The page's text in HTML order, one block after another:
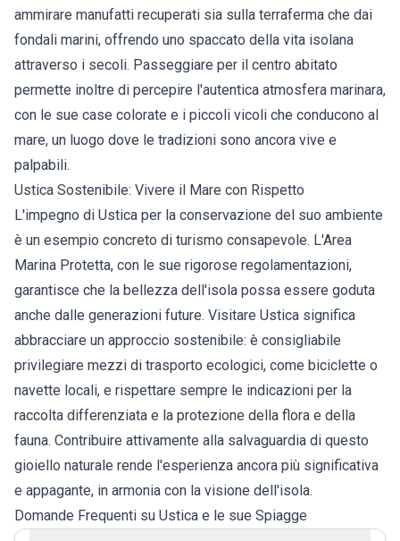
ammirare manufatti recuperati sia sulla terraferma che dai
fondali marini, offrendo uno spaccato della vita isolana
attraverso i secoli. Passeggiare per il centro abitato
permette inoltre di percepire l'autentica atmosfera marinara,
con le sue case colorate e i piccoli vicoli che conducono al
mare, un luogo dove le tradizioni sono ancora vive e
palpabili.
Ustica Sostenibile: Vivere il Mare con Rispetto
L'impegno di Ustica per la conservazione del suo ambiente
è un esempio concreto di turismo consapevole. L'Area
Marina Protetta, con le sue rigorose regolamentazioni,
garantisce che la bellezza dell'isola possa essere goduta
anche dalle generazioni future. Visitare Ustica significa
abbracciare un approccio sostenibile: è consigliabile
privilegiare mezzi di trasporto ecologici, come biciclette o
navette locali, e rispettare sempre le indicazioni per la
raccolta differenziata e la protezione della flora e della
fauna. Contribuire attivamente alla salvaguardia di questo
gioiello naturale rende l'esperienza ancora più significativa
e appagante, in armonia con la visione dell'isola.
Domande Frequenti su Ustica e le sue Spiagge